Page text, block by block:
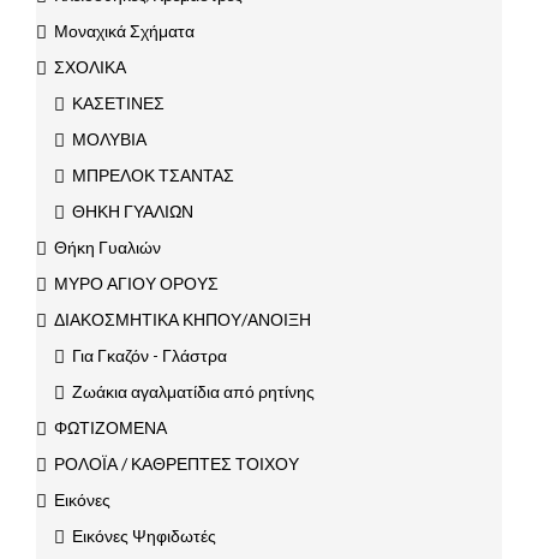
Μοναχικά Σχήματα
ΣΧΟΛΙΚΑ
ΚΑΣΕΤΙΝΕΣ
ΜΟΛΥΒΙΑ
ΜΠΡΕΛΟΚ ΤΣΑΝΤΑΣ
ΘΗΚΗ ΓΥΑΛΙΩΝ
Θήκη Γυαλιών
ΜΥΡΟ ΑΓΙΟΥ ΟΡΟΥΣ
ΔΙΑΚΟΣΜΗΤΙΚΑ ΚΗΠΟΥ/ΑΝΟΙΞΗ
Για Γκαζόν - Γλάστρα
Ζωάκια αγαλματίδια από ρητίνης
ΦΩΤΙΖΟΜΕΝΑ
ΡΟΛΟΪΑ / ΚΑΘΡΕΠΤΕΣ ΤΟΙΧΟΥ
Εικόνες
Εικόνες Ψηφιδωτές